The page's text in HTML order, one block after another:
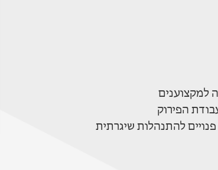
למקצוענים
הפירוק
להתנהלות שיגרתית